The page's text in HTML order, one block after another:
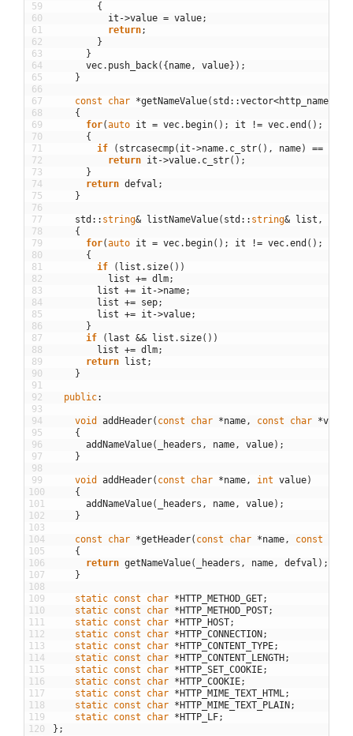
59
60
61
62
63
64
65
66
67
68
69
70
71
72
73
74
75
76
77
78
79
80
81
82
83
84
85
86
87
88
89
90
91
92
93
94
95
96
97
98
99
100
101
102
103
104
105
106
107
108
109
110
111
112
113
114
115
116
117
118
119
120
{
it ->value = value;
return;
}
}
vec. push_back( { name, value} ) ;
}
const char *getNameValue( std ::vector<
{
for(auto it = vec. begin( ) ; it != vec.end ( ) ;
{
if
( strcasecmp( it ->name. c_str( ) , name) ==
return it ->value. c_str( ) ;
}
return defval ;
}
std :: string& listNameValue( std :: string& list ,
{
for(auto it = vec. begin( ) ; it != vec.end ( ) ;
{
if
( list . size( ) )
list += dlm;
list += it ->name;
list += sep;
list += it ->value;
}
if
( last && list . size( ) )
list += dlm;
return
list ;
}
public:
void addHeader( const char *name, const char *value
{
addNameValue( _headers , name, value) ;
}
void addHeader( const char *name, int value)
{
addNameValue( _headers , name, value) ;
}
const char *getHeader( const char *name, const
{
return getNameValue( _headers , name, defval ) ;
}
static const char * HTTP_METHOD_GET;
static const char * HTTP_METHOD_POST;
static const char * HTTP_HOST;
static const char * HTTP_CONNECTION ;
static const char * HTTP_CONTENT_TYPE;
static const char * HTTP_CONTENT_LENGTH ;
static const char * HTTP_SET_COOKIE;
static const char * HTTP_COOKIE;
static const char * HTTP_MIME_TEXT_HTML;
static const char * HTTP_MIME_TEXT_PLAIN ;
static const char * HTTP_LF;
} ;